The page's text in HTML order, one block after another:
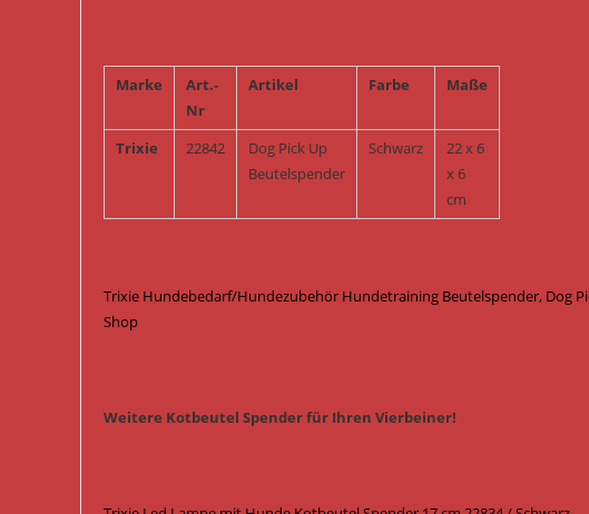
Marke
Art.-
Nr
Artikel Farbe Maße
Trixie 22842
Dog Pick Up
Beutelspender
Schwarz
22 x 6
x 6
cm
Trixie Hundebedarf/Hundezubehör Hundetraining Beutelspender, Dog
Shop
Weitere Kotbeutel Spender für Ihren Vierbeiner!